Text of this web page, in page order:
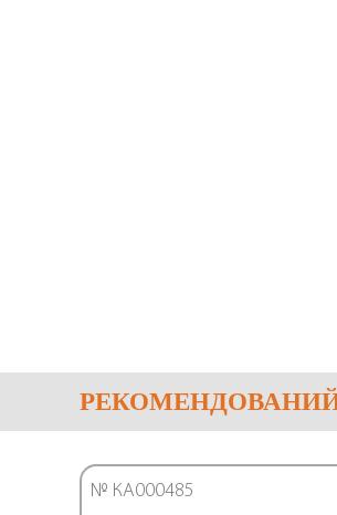
№ КА000485